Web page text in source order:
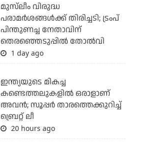
മുസ്‌ലീം വിരുദ്ധ
പരാമര്‍ശങ്ങള്‍ക്ക് തിരിച്ചടി; ട്രംപ്
പിന്തുണച്ച നേതാവിന്
തെരഞ്ഞെടുപ്പില്‍ തോല്‍വി
1 day ago
ഇന്ത്യയുടെ മികച്ച
കണ്ടെത്തലുകളില്‍ ഒരാളാണ്
അവന്‍; സൂപ്പര്‍ താരത്തെക്കുറിച്ച്
ബ്രെറ്റ് ലീ
20 hours ago